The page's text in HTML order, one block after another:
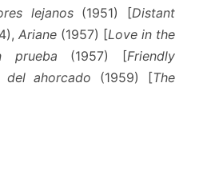
lejanos(1951) [Distant
Ariane (1957) [Love in the
prueba (1957) [Friendly
del ahorcado (1959) [The